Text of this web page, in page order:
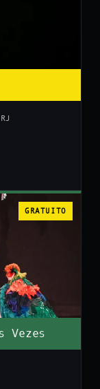
GRATUITO
Vezes